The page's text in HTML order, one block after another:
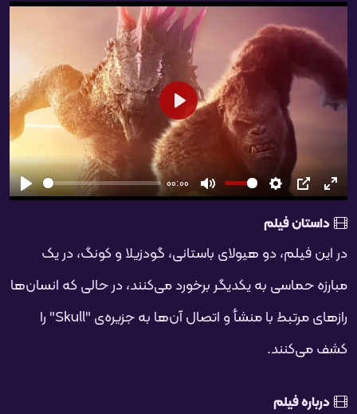
شروع
00:00
بی‌صدا تنظیمات
PIP تمام
شروع
داستان فیلم
در این فیلم، دو هیولای باستانی، گودزیلا و کونگ، در یک
مبارزه حماسی به یکدیگر برخورد می‌کنند، در حالی که انسان‌ها
رازهای مرتبط با منشأ و اتصال آن‌ها به جزیره‌ی "Skull" را
کشف می‌کنند.
درباره فیلم